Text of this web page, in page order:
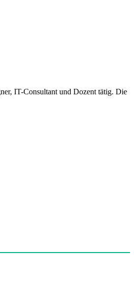
IT-Consultant und Dozent tätig. Die